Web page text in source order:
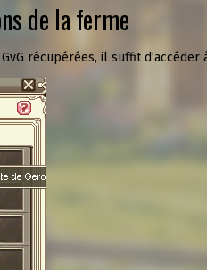
de la ferme
récupérées, il suffit